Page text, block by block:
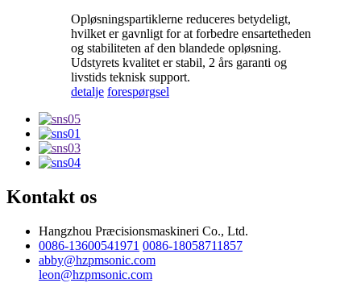
Opløsningspartiklerne reduceres betydeligt,
hvilket er gavnligt for at forbedre ensartetheden
og stabiliteten af ​​den blandede opløsning.
Udstyrets kvalitet er stabil, 2 års garanti og
livstids teknisk support.
detalje forespørgsel
Kontakt os
Hangzhou Præcisionsmaskineri Co., Ltd.
0086-13600541971 0086-18058711857
abby@hzpmsonic.com
leon@hzpmsonic.com